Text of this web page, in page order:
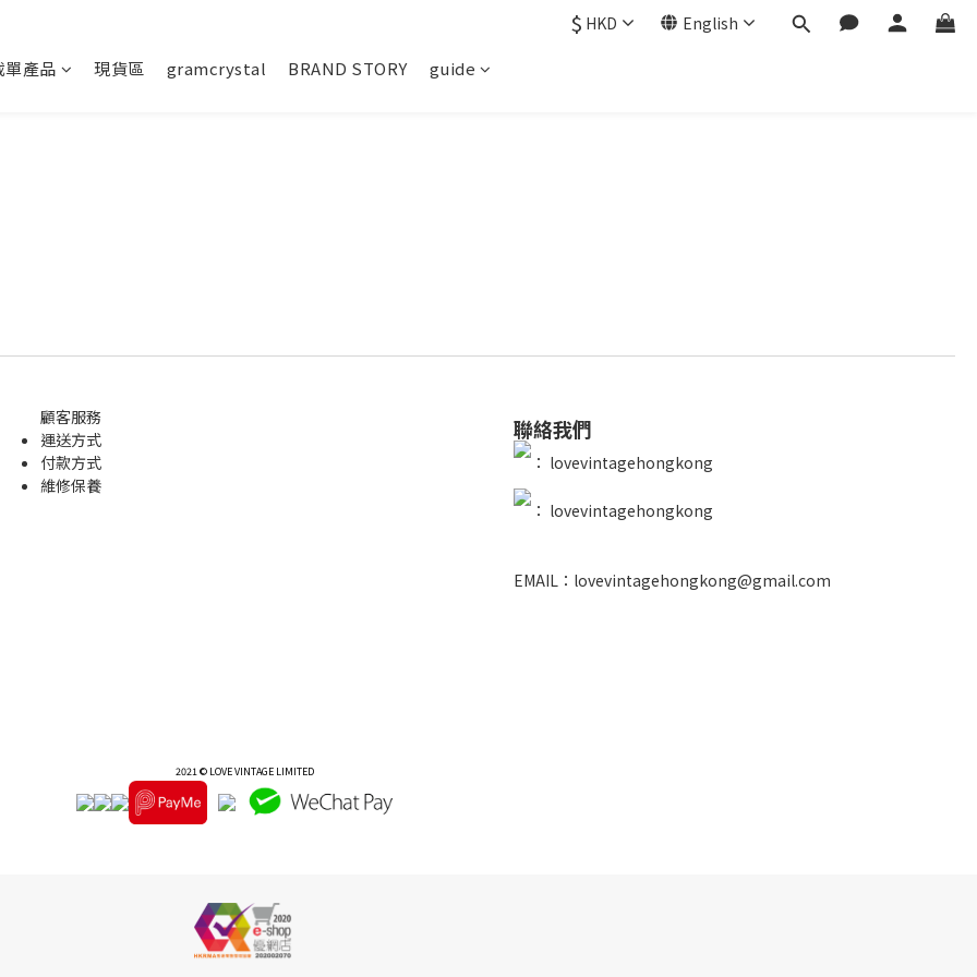
$ HKD English
單產品 現貨區 gramcrystal BRAND STORY guide
顧客服務
運送方式
付款方式
維修保養
聯絡我們
： lovevintagehongkong
： lovevintagehongkong
EMAIL：lovevintagehongkong@gmail.com
2021 © LOVE VINTAGE LIMITED